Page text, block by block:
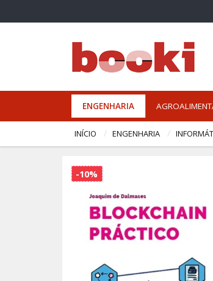
ENGENHARIA
INÍCIO ENGENHARIA
-10%